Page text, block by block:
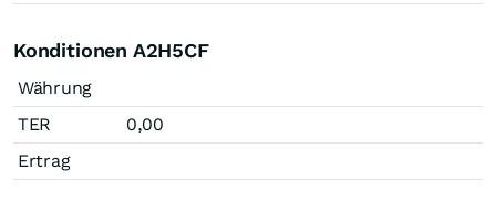
Konditionen A2H5CF
Währung
TER
0,00
Ertrag